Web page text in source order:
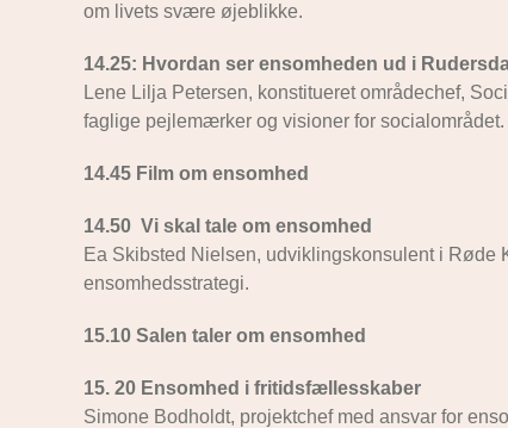
om livets svære øjeblikke.
14.25: Hvordan ser ensomheden ud i
Lene Lilja Petersen, konstitueret områdechef,
faglige pejlemærker og visioner for socialområdet.
14.45 Film om ensomhed
14.50 Vi skal tale om ensomhed
Ea Skibsted Nielsen, udviklingskonsulent i Røde
ensomhedsstrategi.
15.10 Salen taler om ensomhed
15. 20 Ensomhed i fritidsfællesskaber
Simone Bodholdt, projektchef med ansvar for